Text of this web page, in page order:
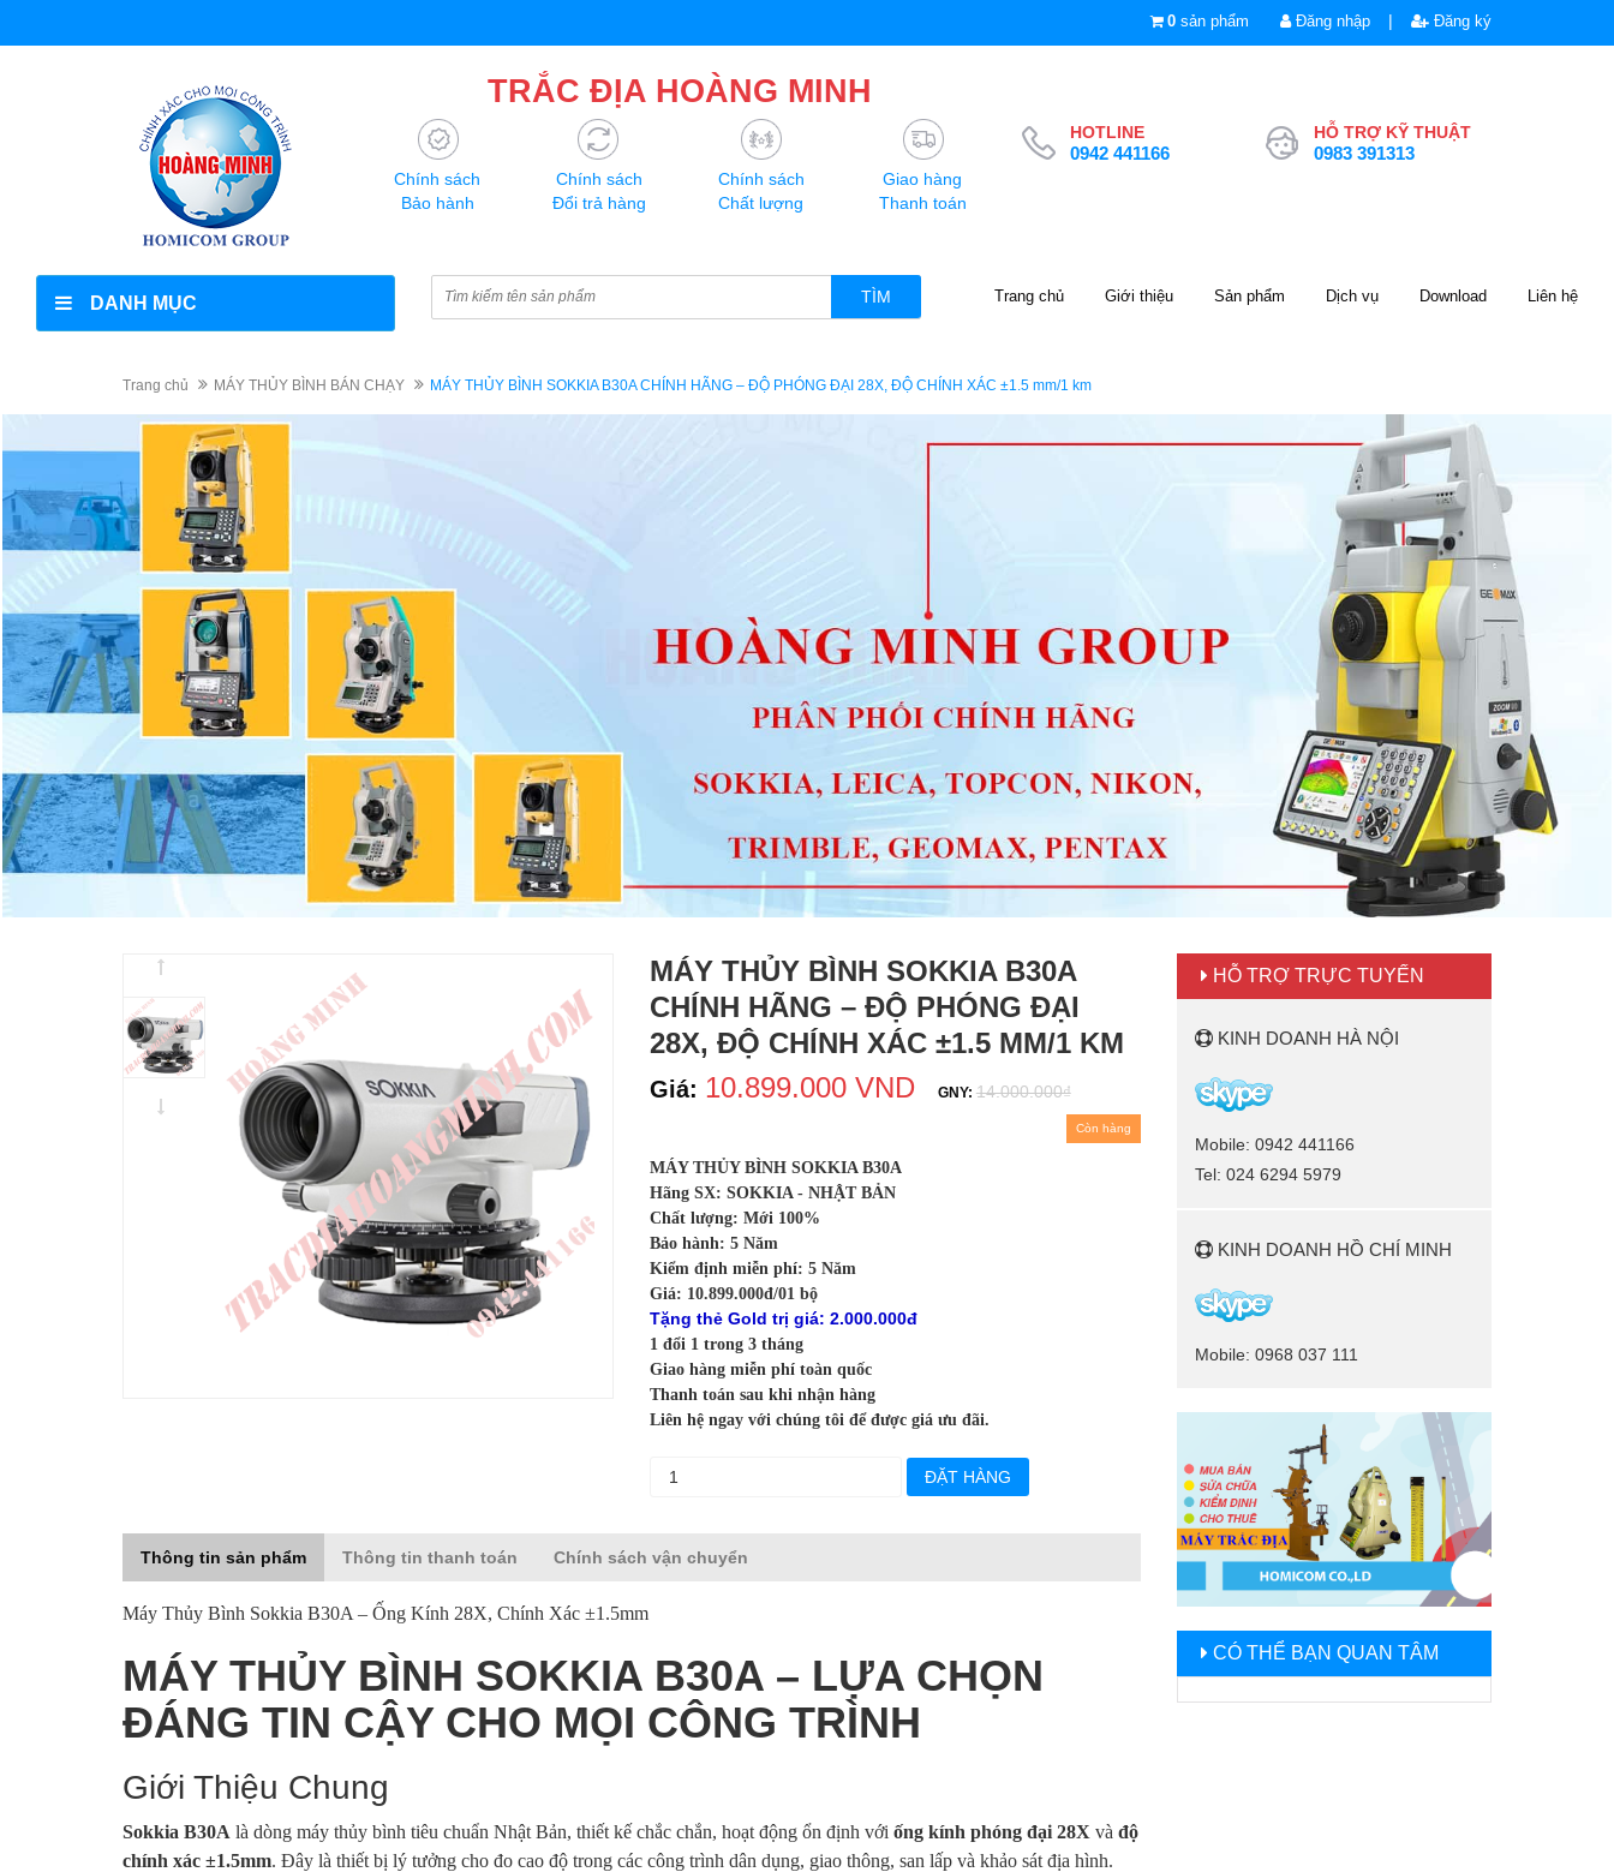
0 sản phẩm Đăng nhập | Đăng ký
TRẮC ĐỊA HOÀNG MINH
Chính sách
Bảo hành
Chính sách
Đổi trả hàng
Chính sách
Chất lượng
Giao hàng
Thanh toán
HOTLINE
0942 441166
HỖ TRỢ KỸ THUẬT
0983 391313
DANH MỤC TÌM Trang chủ Giới thiệu Sản phẩm Dịch vụ Download Liên hệ
Trang chủ MÁY THỦY BÌNH BÁN CHẠY MÁY THỦY BÌNH SOKKIA B30A CHÍNH HÃNG – ĐỘ PHÓNG ĐẠI 28X, ĐỘ CHÍNH XÁC ±1.5 mm/1 km
MÁY THỦY BÌNH SOKKIA B30A
CHÍNH HÃNG – ĐỘ PHÓNG ĐẠI
28X, ĐỘ CHÍNH XÁC ±1.5 MM/1 KM
Giá: 10.899.000 VND GNY: 14.000.000₫
Còn hàng
MÁY THỦY BÌNH SOKKIA B30A
Hãng SX: SOKKIA - NHẬT BẢN
Chất lượng: Mới 100%
Bảo hành: 5 Năm
Kiểm định miễn phí: 5 Năm
Giá: 10.899.000đ/01 bộ
Tặng thẻ Gold trị giá: 2.000.000đ
1 đổi 1 trong 3 tháng
Giao hàng miễn phí toàn quốc
Thanh toán sau khi nhận hàng
Liên hệ ngay với chúng tôi để được giá ưu đãi.
ĐẶT HÀNG
Thông tin sản phẩm Thông tin thanh toán Chính sách vận chuyển
Máy Thủy Bình Sokkia B30A – Ống Kính 28X, Chính Xác ±1.5mm
MÁY THỦY BÌNH SOKKIA B30A – LỰA CHỌN
ĐÁNG TIN CẬY CHO MỌI CÔNG TRÌNH
Giới Thiệu Chung
Sokkia B30A là dòng máy thủy bình tiêu chuẩn Nhật Bản, thiết kế chắc chắn, hoạt động ổn định với ống kính phóng đại 28X và độ
chính xác ±1.5mm. Đây là thiết bị lý tưởng cho đo cao độ trong các công trình dân dụng, giao thông, san lấp và khảo sát địa hình.
HỖ TRỢ TRỰC TUYẾN
KINH DOANH HÀ NỘI
Mobile: 0942 441166
Tel: 024 6294 5979
KINH DOANH HỒ CHÍ MINH
Mobile: 0968 037 111
CÓ THỂ BẠN QUAN TÂM